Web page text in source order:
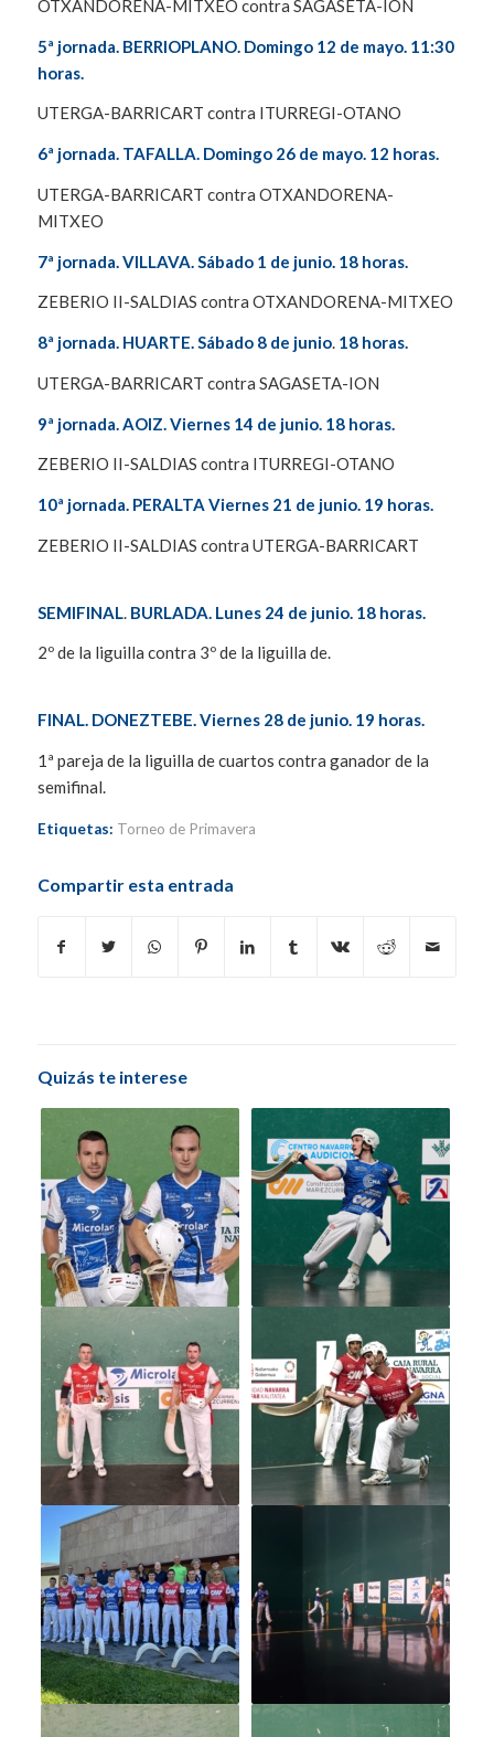
OTXANDORENA-MITXEO contra SAGASETA-ION
5ª jornada. BERRIOPLANO. Domingo 12 de mayo. 11:30
horas.
UTERGA-BARRICART contra ITURREGI-OTANO
6ª jornada. TAFALLA. Domingo 26 de mayo. 12 horas.
UTERGA-BARRICART contra OTXANDORENA-
MITXEO
7ª jornada. VILLAVA. Sábado 1 de junio. 18 horas.
ZEBERIO II-SALDIAS contra OTXANDORENA-MITXEO
8ª jornada. HUARTE. Sábado 8 de junio.18 horas.
UTERGA-BARRICART contra SAGASETA-ION
9ª jornada. AOIZ. Viernes 14 de junio. 18 horas.
ZEBERIO II-SALDIAS contra ITURREGI-OTANO
10ª jornada. PERALTA Viernes 21 de junio. 19 horas.
ZEBERIO II-SALDIAS contra UTERGA-BARRICART
SEMIFINAL.BURLADA. Lunes 24 de junio. 18 horas.
2º de la liguilla contra 3º de la liguilla de.
FINAL. DONEZTEBE. Viernes 28 de junio. 19 horas.
1ª pareja de la liguilla de cuartos contra ganador de la
semifinal.
Etiquetas: Torneo de Primavera
Compartir esta entrada
Quizás te interese